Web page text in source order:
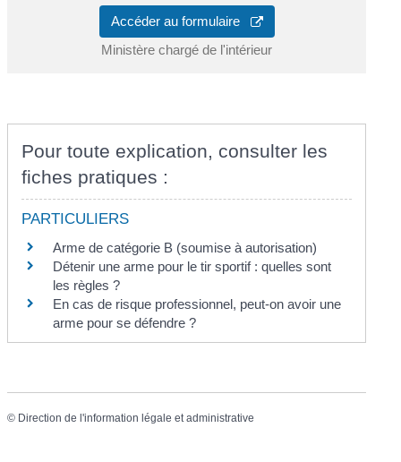
Accéder au formulaire
Ministère chargé de l'intérieur
Pour toute explication, consulter les
fiches pratiques :
PARTICULIERS
Arme de catégorie B (soumise à autorisation)
Détenir une arme pour le tir sportif : quelles sont
les règles ?
En cas de risque professionnel, peut-on avoir une
arme pour se défendre ?
© Direction de l'information légale et administrative